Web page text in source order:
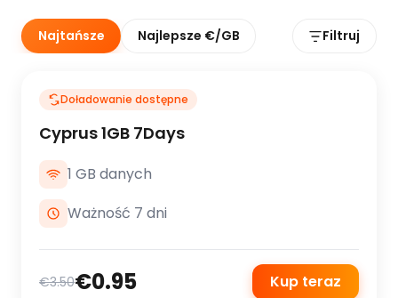
Najtańsze Najlepsze €/GB Filtruj
Doładowanie dostępne
Cyprus 1GB 7Days
1 GB danych
Ważność 7 dni
€3.50€0.95 Kup teraz